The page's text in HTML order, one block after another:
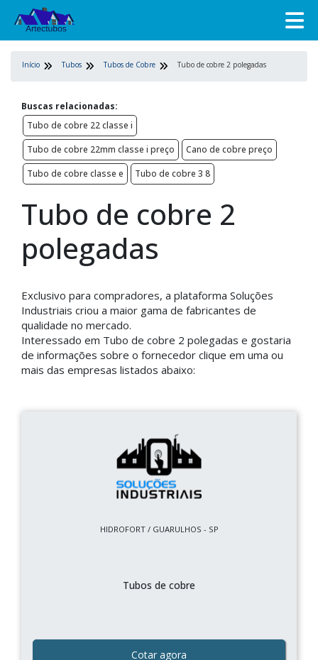
Início Tubos Tubos de Cobre Tubo de cobre 2 polegadas
Buscas relacionadas:
Tubo de cobre 22 classe i
Tubo de cobre 22mm classe i preço
Cano de cobre preço
Tubo de cobre classe e
Tubo de cobre 3 8
Tubo de cobre 2
polegadas
Exclusivo para compradores, a plataforma Soluções
Industriais criou a maior gama de fabricantes de
qualidade no mercado.
Interessado em Tubo de cobre 2 polegadas e gostaria
de informações sobre o fornecedor clique em uma ou
mais das empresas listados abaixo:
HIDROFORT / GUARULHOS - SP
Tubos de cobre
Cotar agora